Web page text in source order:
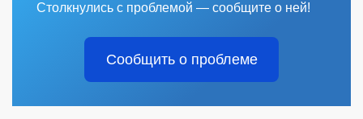
Столкнулись с проблемой — сообщите о ней!
Сообщить о проблеме